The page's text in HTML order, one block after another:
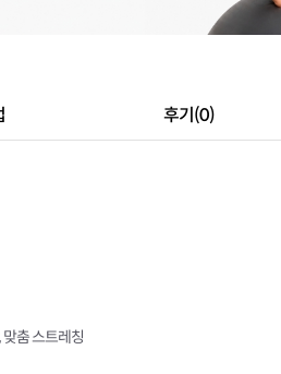
후기(0)
춤 스트레칭